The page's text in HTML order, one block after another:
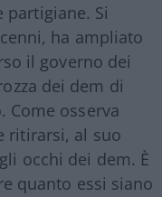
Si
ha ampliato
il governo dei
dei dem di
Come osserva
ritirarsi, al suo
occhi dei dem. È
quanto essi siano